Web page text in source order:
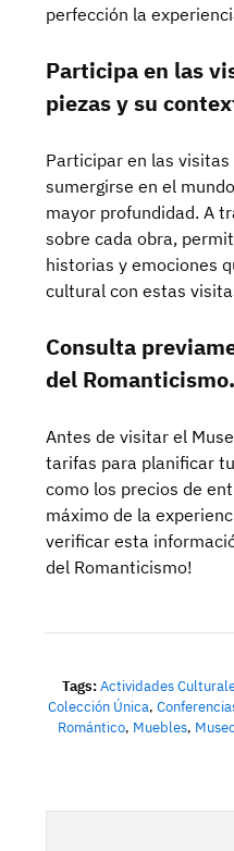
perfección la
Participa en las
piezas y su
Participar en las
sumergirse en el
mayor profundidad. A
sobre cada obra,
historias y emociones
cultural con estas
Consulta
del Romanticismo.
Antes de visitar el
tarifas para planificar
como los precios de
máximo de la
verificar esta
del Romanticismo!
Tags: Actividades
Colección Única,
Romántico, Muebles,